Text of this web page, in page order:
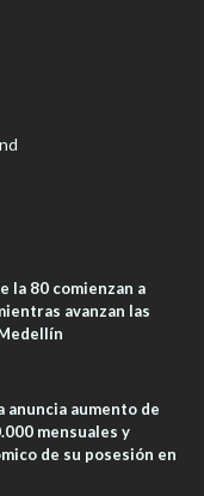
la 80 comienzan a
avanzan las
anuncia aumento de
mensuales y
de su posesión en